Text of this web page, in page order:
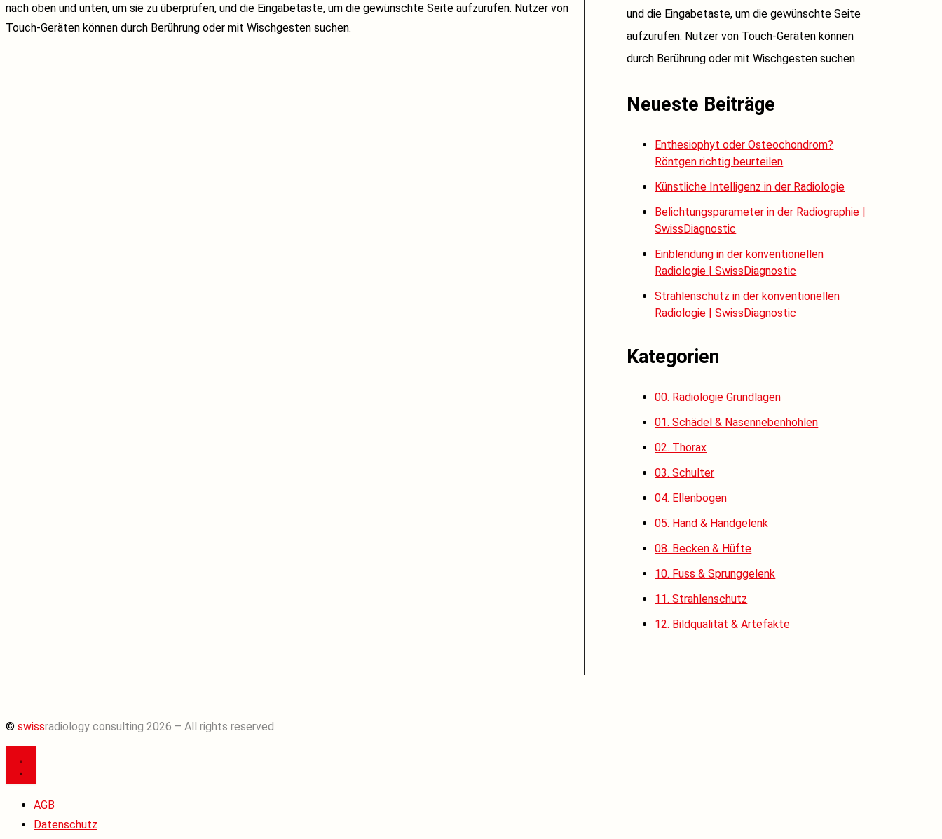
nach oben und unten, um sie zu überprüfen, und die Eingabetaste, um die gewünschte Seite aufzurufen. Nutzer von
Touch-Geräten können durch Berührung oder mit Wischgesten suchen.
und die Eingabetaste, um die gewünschte Seite
aufzurufen. Nutzer von Touch-Geräten können
durch Berührung oder mit Wischgesten suchen.
Neueste Beiträge
Enthesiophyt oder Osteochondrom?
Röntgen richtig beurteilen
Künstliche Intelligenz in der Radiologie
Belichtungsparameter in der Radiographie |
SwissDiagnostic
Einblendung in der konventionellen
Radiologie | SwissDiagnostic
Strahlenschutz in der konventionellen
Radiologie | SwissDiagnostic
Kategorien
00. Radiologie Grundlagen
01. Schädel & Nasennebenhöhlen
02. Thorax
03. Schulter
04. Ellenbogen
05. Hand & Handgelenk
08. Becken & Hüfte
10. Fuss & Sprunggelenk
11. Strahlenschutz
12. Bildqualität & Artefakte
© swissradiology consulting 2026 – All rights reserved.
AGB
Datenschutz